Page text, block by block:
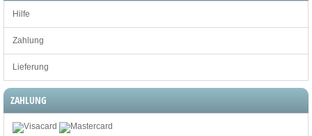
Hilfe
Zahlung
Lieferung
ZAHLUNG